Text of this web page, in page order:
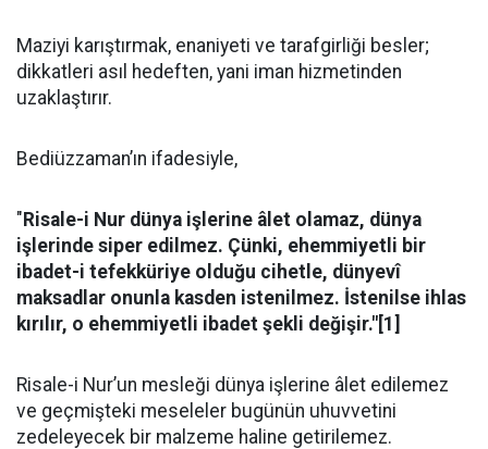
Maziyi karıştırmak, enaniyeti ve tarafgirliği besler;
dikkatleri asıl hedeften, yani iman hizmetinden
uzaklaştırır.
Bediüzzaman’ın ifadesiyle,
" Risale-i Nur dünya işlerine âlet olamaz, dünya
işlerinde siper edilmez. Çünki, ehemmiyetli bir
ibadet-i tefekküriye olduğu cihetle, dünyevî
maksadlar onunla kasden istenilmez. İstenilse ihlas
kırılır, o ehemmiyetli ibadet şekli değişir."[1]
Risale-i Nur’un mesleği dünya işlerine âlet edilemez
ve geçmişteki meseleler bugünün uhuvvetini
zedeleyecek bir malzeme haline getirilemez.